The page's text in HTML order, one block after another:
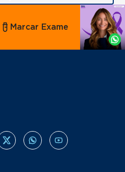
Agende
por
Whatsapp
Marcar Exame